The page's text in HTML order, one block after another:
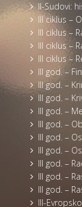
II-Sudovi:
III ciklus –
III ciklus –
III ciklus –
III ciklus –
III god. –
III god. –
III god. –
III god. –
III god. –
III god. –
III god. –
III god. –
III god. –
III god. –
III-